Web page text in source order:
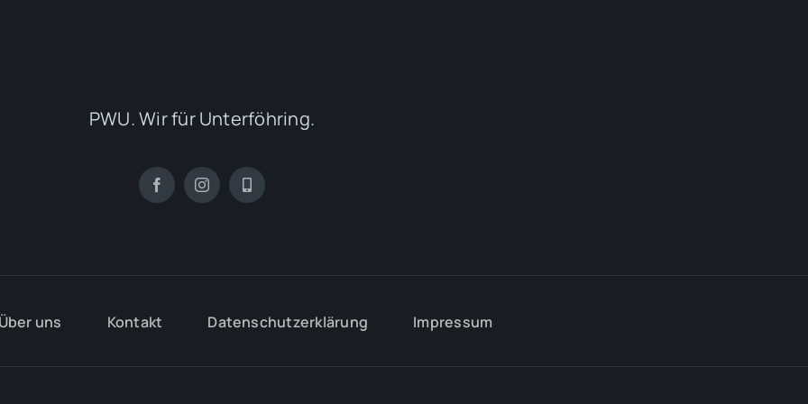
PWU. Wir für Unterföhring.
uns Kontakt Datenschutzerklärung Impressum